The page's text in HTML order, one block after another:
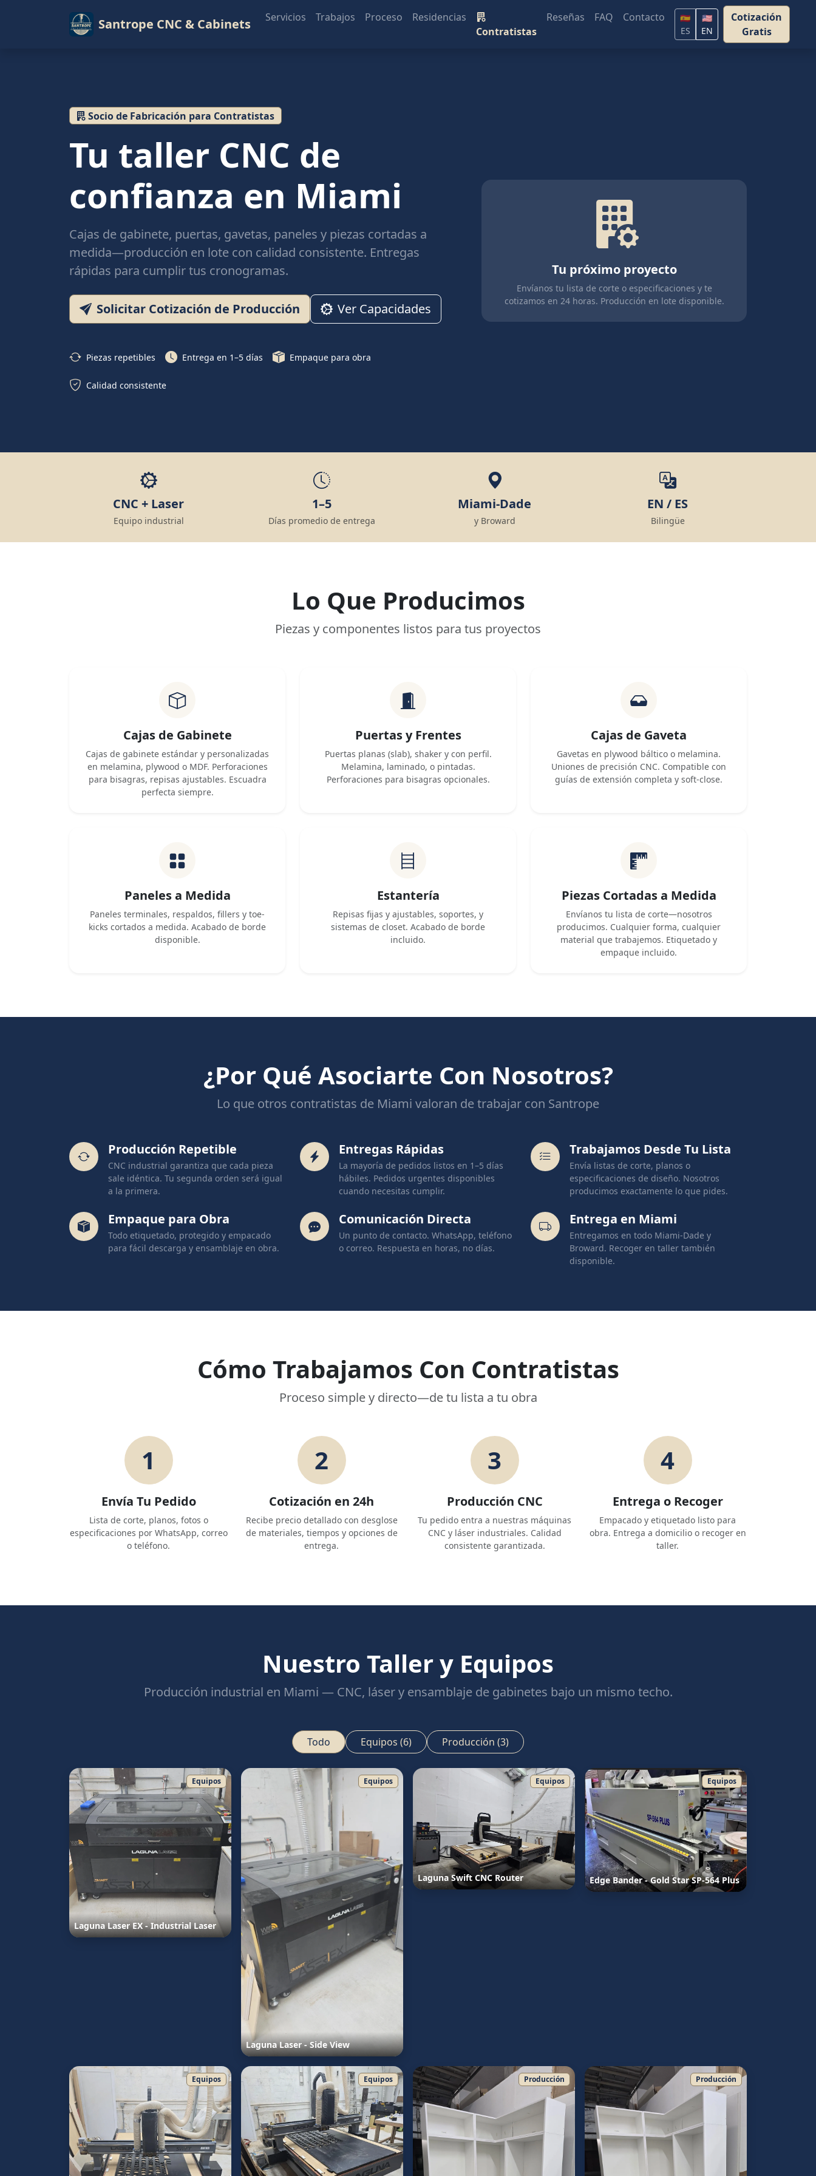
Santrope CNC & Cabinets Servicios Trabajos Proceso
Residencias
Contratistas
Reseñas FAQ Contacto
🇪🇸
ES
🇺🇸
EN
Cotización
Gratis
Socio de Fabricación para Contratistas
Tu taller CNC de
confianza en Miami
Cajas de gabinete, puertas, gavetas, paneles y piezas cortadas a
medida—producción en lote con calidad consistente. Entregas
rápidas para cumplir tus cronogramas.
Solicitar Cotización de Producción Ver Capacidades
Piezas repetibles Entrega en 1–5 días Empaque para obra
Calidad consistente
Tu próximo proyecto
Envíanos tu lista de corte o especificaciones y te
cotizamos en 24 horas. Producción en lote disponible.
CNC + Laser
Equipo industrial
1–5
Días promedio de entrega
Miami-Dade
y Broward
EN / ES
Bilingüe
Lo Que Producimos
Piezas y componentes listos para tus proyectos
Cajas de Gabinete
Cajas de gabinete estándar y personalizadas
en melamina, plywood o MDF. Perforaciones
para bisagras, repisas ajustables. Escuadra
perfecta siempre.
Puertas y Frentes
Puertas planas (slab), shaker y con perfil.
Melamina, laminado, o pintadas.
Perforaciones para bisagras opcionales.
Cajas de Gaveta
Gavetas en plywood báltico o melamina.
Uniones de precisión CNC. Compatible con
guías de extensión completa y soft-close.
Paneles a Medida
Paneles terminales, respaldos, fillers y toe-
kicks cortados a medida. Acabado de borde
disponible.
Estantería
Repisas fijas y ajustables, soportes, y
sistemas de closet. Acabado de borde
incluido.
Piezas Cortadas a Medida
Envíanos tu lista de corte—nosotros
producimos. Cualquier forma, cualquier
material que trabajemos. Etiquetado y
empaque incluido.
¿Por Qué Asociarte Con Nosotros?
Lo que otros contratistas de Miami valoran de trabajar con Santrope
Producción Repetible
CNC industrial garantiza que cada pieza
sale idéntica. Tu segunda orden será igual
a la primera.
Entregas Rápidas
La mayoría de pedidos listos en 1–5 días
hábiles. Pedidos urgentes disponibles
cuando necesitas cumplir.
Trabajamos Desde Tu Lista
Envía listas de corte, planos o
especificaciones de diseño. Nosotros
producimos exactamente lo que pides.
Empaque para Obra
Todo etiquetado, protegido y empacado
para fácil descarga y ensamblaje en obra.
Comunicación Directa
Un punto de contacto. WhatsApp, teléfono
o correo. Respuesta en horas, no días.
Entrega en Miami
Entregamos en todo Miami-Dade y
Broward. Recoger en taller también
disponible.
Cómo Trabajamos Con Contratistas
Proceso simple y directo—de tu lista a tu obra
1
Envía Tu Pedido
Lista de corte, planos, fotos o
especificaciones por WhatsApp, correo
o teléfono.
2
Cotización en 24h
Recibe precio detallado con desglose
de materiales, tiempos y opciones de
entrega.
3
Producción CNC
Tu pedido entra a nuestras máquinas
CNC y láser industriales. Calidad
consistente garantizada.
4
Entrega o Recoger
Empacado y etiquetado listo para
obra. Entrega a domicilio o recoger en
taller.
Nuestro Taller y Equipos
Producción industrial en Miami — CNC, láser y ensamblaje de gabinetes bajo un mismo techo.
Todo Equipos (6) Producción (3)
Laguna Laser EX - Industrial Laser
Equipos
Laguna Laser - Side View
Equipos
Laguna Swift CNC Router
Equipos
Edge Bander - Gold Star SP-564 Plus
Equipos
Equipos Equipos Producción Producción